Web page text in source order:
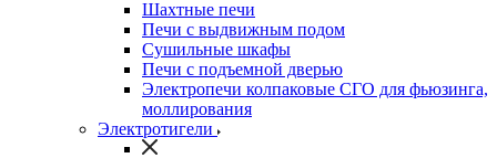
Шахтные печи
Печи с выдвижным подом
Сушильные шкафы
Печи с подъемной дверью
Электропечи колпаковые СГО для фьюзинга,
моллирования
Электротигели